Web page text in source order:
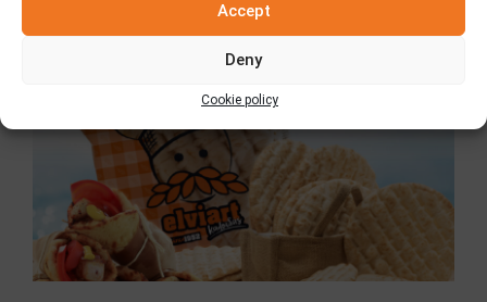
Accept
Deny
Cookie policy